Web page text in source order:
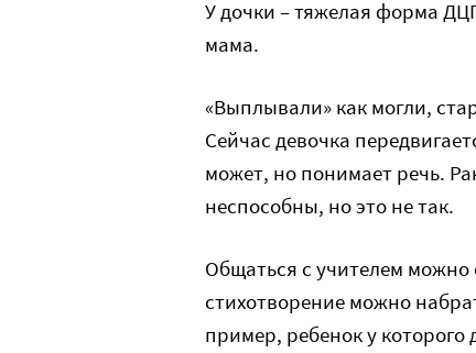
У дочки – тяжелая форма
мама.
«Выплывали» как могли,
Сейчас девочка
может, но понимает речь.
неспособны, но это не так.
Общаться с учителем
стихотворение можно
пример, ребенок у которого